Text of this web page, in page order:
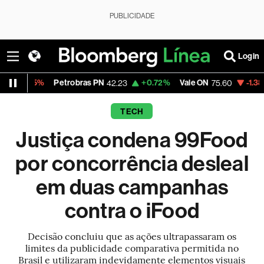
PUBLICIDADE
Login
Petrobras PN 42.23 +0.72% Vale ON 75.60 -1.38% Itaú PN
TECH
Justiça condena 99Food
por concorrência desleal
em duas campanhas
contra o iFood
Decisão concluiu que as ações ultrapassaram os
limites da publicidade comparativa permitida no
Brasil e utilizaram indevidamente elementos visuais